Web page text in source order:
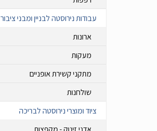
עבודות נירוסטה לבניין ומבני ציבור
ארונות
מעקות
מתקני קשירת אופניים
שולחנות
ציוד ומוצרי נירוסטה לבריכה